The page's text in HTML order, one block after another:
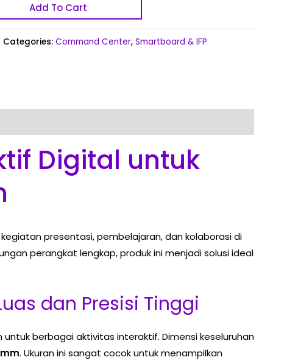
Add To Cart
Categories: Command Center, Smartboard & IFP
Digital untuk
presentasi, pembelajaran, dan kolaborasi di
perangkat lengkap, produk ini menjadi solusi ideal
dan Presisi Tinggi
berbagai aktivitas interaktif. Dimensi keseluruhan
. Ukuran ini sangat cocok untuk menampilkan